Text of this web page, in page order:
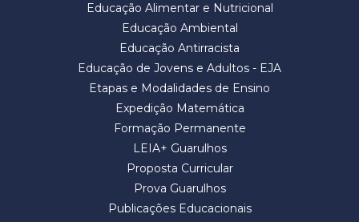
Educação Alimentar e Nutricional
Educação Ambiental
Educação Antirracista
Educação de Jovens e Adultos - EJA
Etapas e Modalidades de Ensino
Expedição Matemática
Formação Permanente
LEIA+ Guarulhos
Proposta Curricular
Prova Guarulhos
Publicações Educacionais